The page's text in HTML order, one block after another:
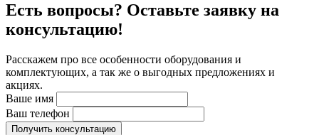
Есть вопросы? Оставьте заявку на
консультацию!
Расскажем про все особенности оборудования и
комплектующих, а так же о выгодных предложениях и
акциях.
Ваше имя
Ваш телефон
Получить консультацию